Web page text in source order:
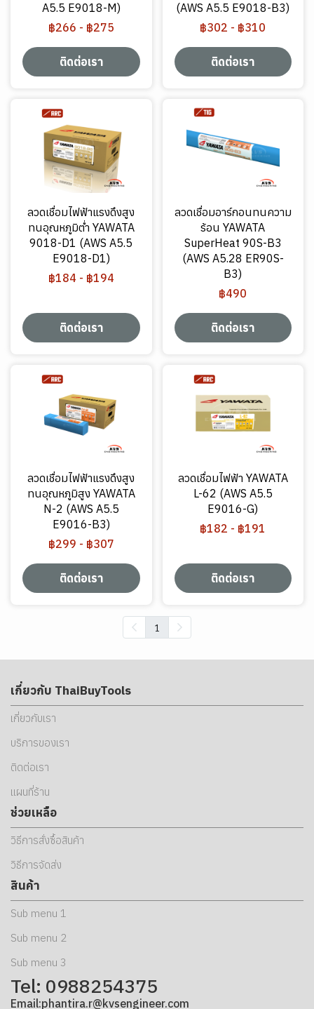
A5.5 E9018-M)
฿266 - ฿275
ติดต่อเรา
(AWS A5.5 E9018-B3)
฿302 - ฿310
ติดต่อเรา
ลวดเชื่อมไฟฟ้าแรงดึงสูง
ทนอุณหภูมิต่ำ YAWATA
9018-D1 (AWS A5.5
E9018-D1)
฿184 - ฿194
ติดต่อเรา
ลวดเชื่อมอาร์กอนทนความ
ร้อน YAWATA
SuperHeat 90S-B3
(AWS A5.28 ER90S-
B3)
฿490
ติดต่อเรา
ลวดเชื่อมไฟฟ้าแรงดึงสูง
ทนอุณหภูมิสูง YAWATA
N-2 (AWS A5.5
E9016-B3)
฿299 - ฿307
ติดต่อเรา
ลวดเชื่อมไฟฟ้า YAWATA
L-62 (AWS A5.5
E9016-G)
฿182 - ฿191
ติดต่อเรา
1
เกี่ยวกับ ThaiBuyTools
เกี่ยวกับเรา
บริการของเรา
ติดต่อเรา
แผนที่ร้าน
ช่วยเหลือ
วิธีการสั่งซื้อสินค้า
วิธีการจัดส่ง
สินค้า
Sub menu 1
Sub menu 2
Sub menu 3
Tel: 0988254375
Email:phantira.r@kvsengineer.com